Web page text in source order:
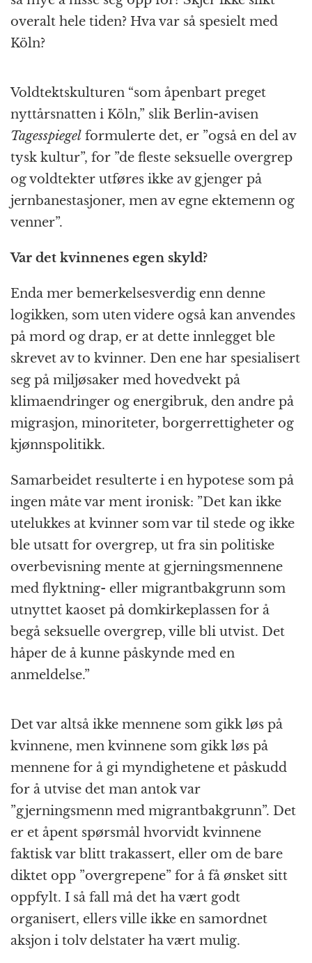
overalt hele tiden? Hva var så spesielt med
Köln?
Voldtektskulturen “som åpenbart preget
nyttårsnatten i Köln,” slik Berlin-avisen
Tagesspiegel formulerte det, er ”også en del av
tysk kultur”, for ”de fleste seksuelle overgrep
og voldtekter utføres ikke av gjenger på
jernbanestasjoner, men av egne ektemenn og
venner”.
Var det kvinnenes egen skyld?
Enda mer bemerkelsesverdig enn denne
logikken, som uten videre også kan anvendes
på mord og drap, er at dette innlegget ble
skrevet av to kvinner. Den ene har spesialisert
seg på miljøsaker med hovedvekt på
klimaendringer og energibruk, den andre på
migrasjon, minoriteter, borgerrettigheter og
kjønnspolitikk.
Samarbeidet resulterte i en hypotese som på
ingen måte var ment ironisk: ”Det kan ikke
utelukkes at kvinner som var til stede og ikke
ble utsatt for overgrep, ut fra sin politiske
overbevisning mente at gjerningsmennene
med flyktning- eller migrantbakgrunn som
utnyttet kaoset på domkirkeplassen for å
begå seksuelle overgrep, ville bli utvist. Det
håper de å kunne påskynde med en
anmeldelse.”
Det var altså ikke mennene som gikk løs på
kvinnene, men kvinnene som gikk løs på
mennene for å gi myndighetene et påskudd
for å utvise det man antok var
”gjerningsmenn med migrantbakgrunn”. Det
er et åpent spørsmål hvorvidt kvinnene
faktisk var blitt trakassert, eller om de bare
diktet opp ”overgrepene” for å få ønsket sitt
oppfylt. I så fall må det ha vært godt
organisert, ellers ville ikke en samordnet
aksjon i tolv delstater ha vært mulig.